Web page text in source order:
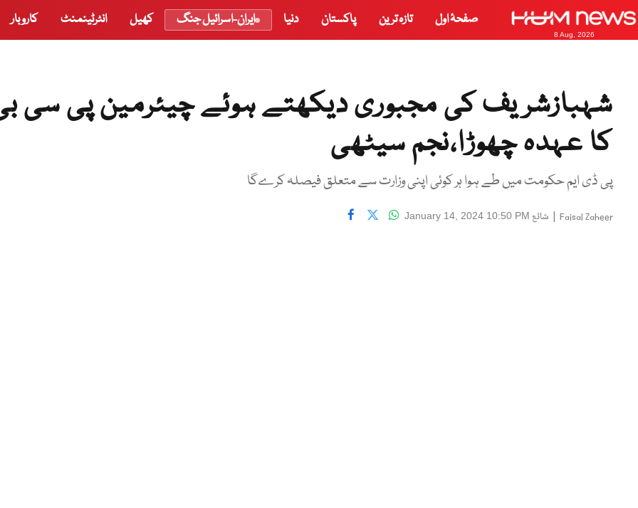
8 Aug, 2026
صفحۂ اول تازہ ترین پاکستان دنیا ایران-اسرائیل جنگ کھیل انٹرٹینمنٹ کاروبار
شہبازشریف کی مجبوری دیکھتے ہوئے چیئرمین پی سی
کا عہدہ چھوڑا،نجم سیٹھی
پی ڈی ایم حکومت میں طے ہوا ہر کوئی اپنی وزارت سے متعلق فیصلہ کرےگا
Faisal Zaheer
| شائع January 14, 2024 10:50 PM